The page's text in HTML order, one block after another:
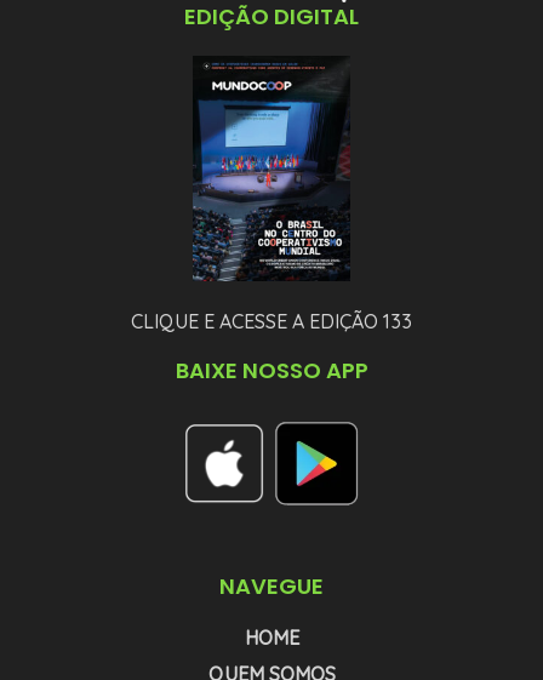
EDIÇÃO DIGITAL
CLIQUE E ACESSE A EDIÇÃO 133
BAIXE NOSSO APP
NAVEGUE
HOME
QUEM SOMOS